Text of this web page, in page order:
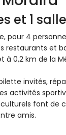
et 1
pour 4
restaurants et
à 0,2 km de la
invités,
activités
font de
amis.